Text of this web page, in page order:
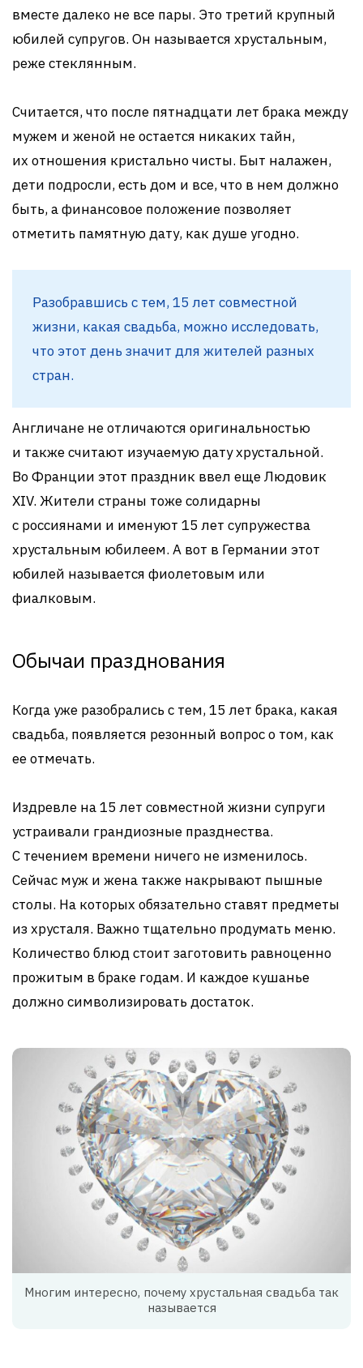
вместе далеко не все пары. Это третий крупный
юбилей супругов. Он называется хрустальным,
реже стеклянным.
Считается, что после пятнадцати лет брака между
мужем и женой не остается никаких тайн,
их отношения кристально чисты. Быт налажен,
дети подросли, есть дом и все, что в нем должно
быть, а финансовое положение позволяет
отметить памятную дату, как душе угодно.
Разобравшись с тем, 15 лет совместной
жизни, какая свадьба, можно исследовать,
что этот день значит для жителей разных
стран.
Англичане не отличаются оригинальностью
и также считают изучаемую дату хрустальной.
Во Франции этот праздник ввел еще Людовик
XIV. Жители страны тоже солидарны
с россиянами и именуют 15 лет супружества
хрустальным юбилеем. А вот в Германии этот
юбилей называется фиолетовым или
фиалковым.
Обычаи празднования
Когда уже разобрались с тем, 15 лет брака, какая
свадьба, появляется резонный вопрос о том, как
ее отмечать.
Издревле на 15 лет совместной жизни супруги
устраивали грандиозные празднества.
С течением времени ничего не изменилось.
Сейчас муж и жена также накрывают пышные
столы. На которых обязательно ставят предметы
из хрусталя. Важно тщательно продумать меню.
Количество блюд стоит заготовить равноценно
прожитым в браке годам. И каждое кушанье
должно символизировать достаток.
Многим интересно, почему хрустальная свадьба так
называется